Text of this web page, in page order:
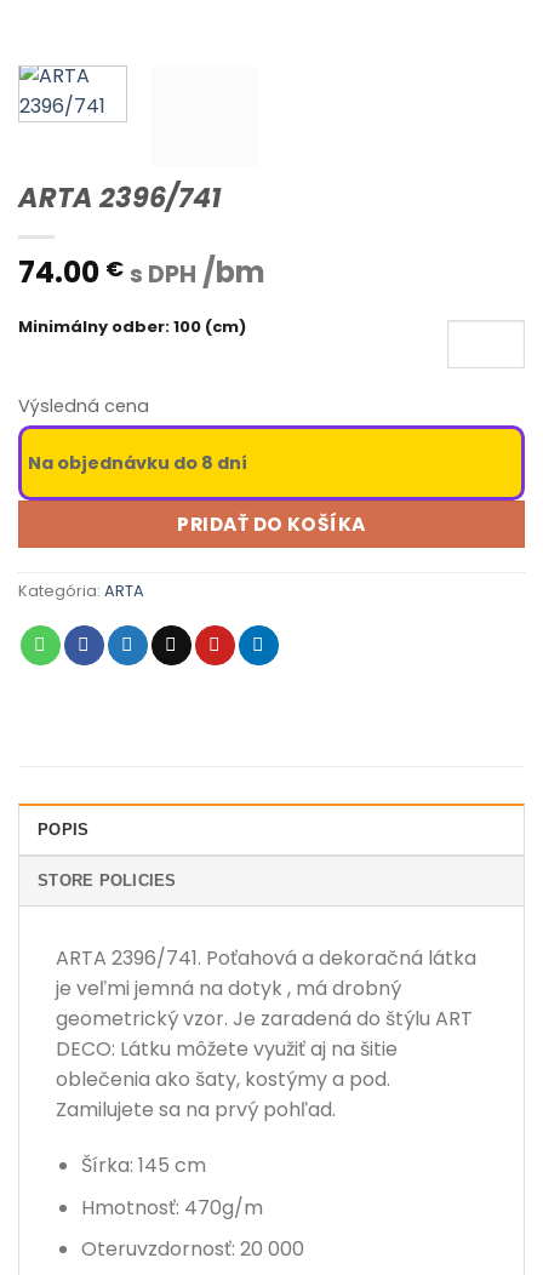
ARTA 2396/741
74.00 € s DPH /bm
Minimálny odber: 100 (cm)
Výsledná cena
Na objednávku do 8 dní
PRIDAŤ DO KOŠÍKA
Kategória: ARTA
POPIS
STORE POLICIES
ARTA 2396/741. Poťahová a dekoračná látka
je veľmi jemná na dotyk , má drobný
geometrický vzor. Je zaradená do štýlu ART
DECO: Látku môžete využiť aj na šitie
oblečenia ako šaty, kostýmy a pod.
Zamilujete sa na prvý pohľad.
Šírka: 145 cm
Hmotnosť: 470g/m
Oteruvzdornosť: 20 000